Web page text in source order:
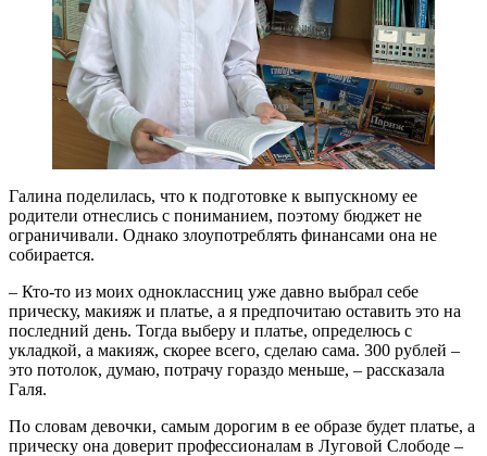
Галина поделилась, что к подготовке к выпускному ее
родители отнеслись с пониманием, поэтому бюджет не
ограничивали. Однако злоупотреблять финансами она не
собирается.
– Кто-то из моих одноклассниц уже давно выбрал себе
прическу, макияж и платье, а я предпочитаю оставить это на
последний день. Тогда выберу и платье, определюсь с
укладкой, а макияж, скорее всего, сделаю сама. 300 рублей –
это потолок, думаю, потрачу гораздо меньше, – рассказала
Галя.
По словам девочки, самым дорогим в ее образе будет платье, а
прическу она доверит профессионалам в Луговой Слободе –